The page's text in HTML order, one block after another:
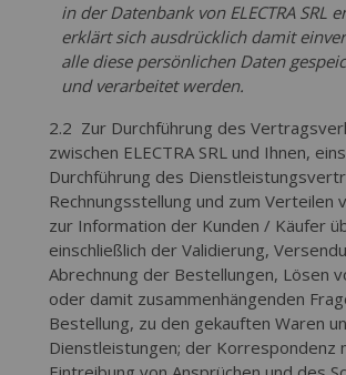
in der Datenbank von ELECTRA SRL
erklärt sich ausdrücklich damit
alle diese persönlichen Daten
und verarbeitet werden.
2.2 Zur Durchführung des
zwischen ELECTRA SRL und Ihnen,
Durchführung des
Rechnungsstellung und zum Verteilen
zur Information der Kunden / Käufer
einschließlich der Validierung,
Abrechnung der Bestellungen, Lösen
oder damit zusammenhängenden
Bestellung, zu den gekauften Waren
Dienstleistungen; der Korrespondenz